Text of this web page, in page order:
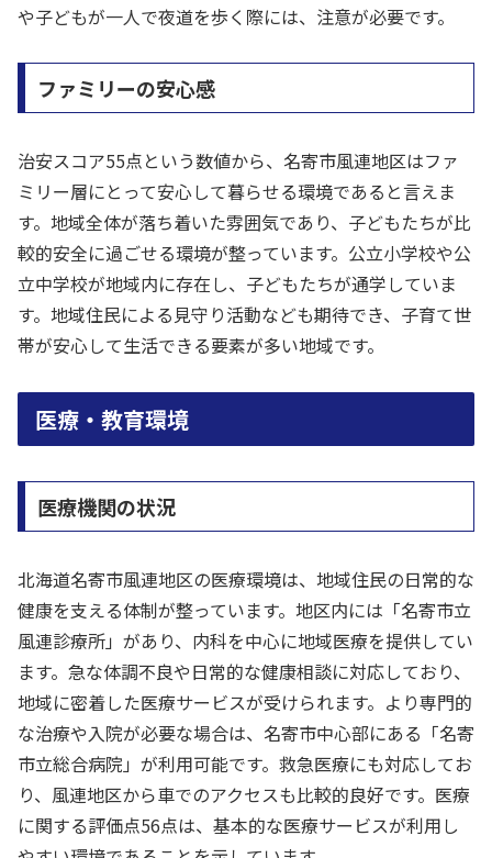
や子どもが一人で夜道を歩く際には、注意が必要です。
ファミリーの安心感
治安スコア55点という数値から、名寄市風連地区はファ
ミリー層にとって安心して暮らせる環境であると言えま
す。地域全体が落ち着いた雰囲気であり、子どもたちが比
較的安全に過ごせる環境が整っています。公立小学校や公
立中学校が地域内に存在し、子どもたちが通学していま
す。地域住民による見守り活動なども期待でき、子育て世
帯が安心して生活できる要素が多い地域です。
医療・教育環境
医療機関の状況
北海道名寄市風連地区の医療環境は、地域住民の日常的な
健康を支える体制が整っています。地区内には「名寄市立
風連診療所」があり、内科を中心に地域医療を提供してい
ます。急な体調不良や日常的な健康相談に対応しており、
地域に密着した医療サービスが受けられます。より専門的
な治療や入院が必要な場合は、名寄市中心部にある「名寄
市立総合病院」が利用可能です。救急医療にも対応してお
り、風連地区から車でのアクセスも比較的良好です。医療
に関する評価点56点は、基本的な医療サービスが利用し